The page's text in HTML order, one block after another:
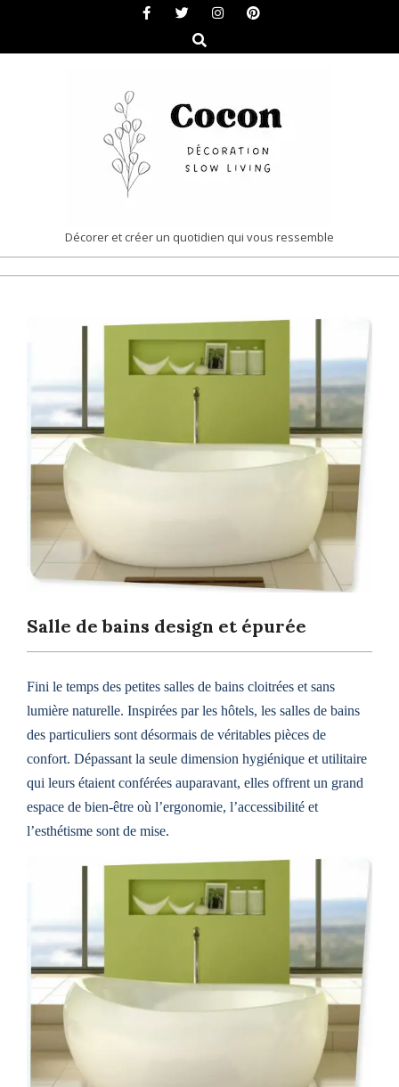
content
Search
COCON
|
LIVING
Décorer et créer un quotidien qui vous ressemble
Salle de bains design et épurée
Fini le temps des petites salles de bains cloitrées et sans
lumière naturelle. Inspirées par les hôtels, les salles de bains
des particuliers sont désormais de véritables pièces de
confort. Dépassant la seule dimension hygiénique et utilitaire
qui leurs étaient conférées auparavant, elles offrent un grand
espace de bien-être où l’ergonomie, l’accessibilité et
l’esthétisme sont de mise.